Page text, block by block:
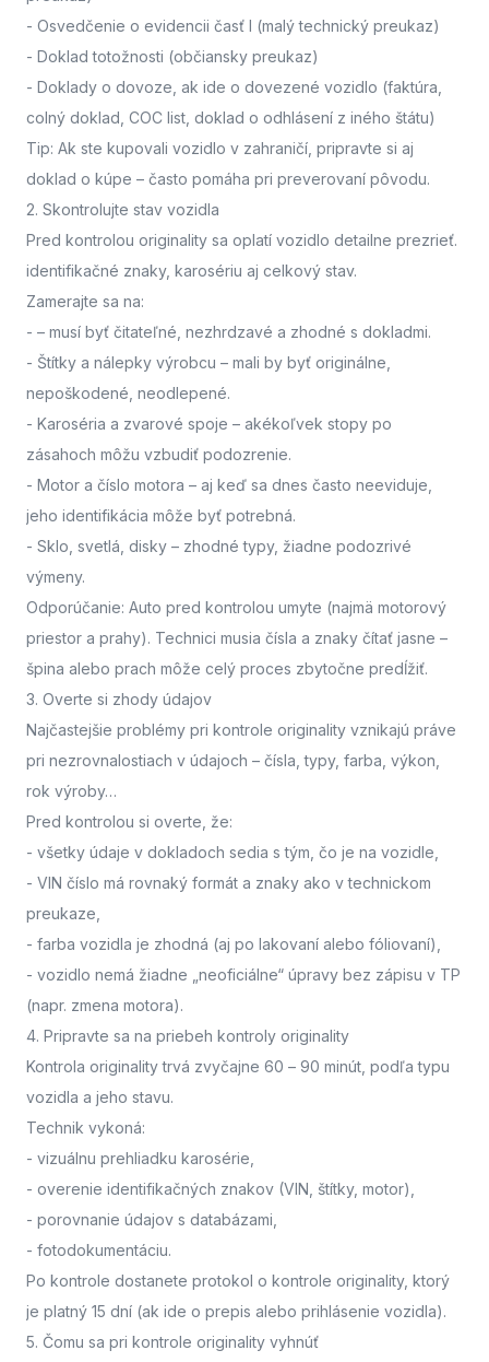
- Osvedčenie o evidencii časť I (malý technický preukaz)
- Doklad totožnosti (občiansky preukaz)
- Doklady o dovoze, ak ide o dovezené vozidlo (faktúra,
colný doklad, COC list, doklad o odhlásení z iného štátu)
Tip: Ak ste kupovali vozidlo v zahraničí, pripravte si aj
doklad o kúpe – často pomáha pri preverovaní pôvodu.
2. Skontrolujte stav vozidla
Pred kontrolou originality sa oplatí vozidlo detailne prezrieť.
identifikačné znaky, karosériu aj celkový stav.
Zamerajte sa na:
- – musí byť čitateľné, nezhrdzavé a zhodné s dokladmi.
- Štítky a nálepky výrobcu – mali by byť originálne,
nepoškodené, neodlepené.
- Karoséria a zvarové spoje – akékoľvek stopy po
zásahoch môžu vzbudiť podozrenie.
- Motor a číslo motora – aj keď sa dnes často neeviduje,
jeho identifikácia môže byť potrebná.
- Sklo, svetlá, disky – zhodné typy, žiadne podozrivé
výmeny.
Odporúčanie: Auto pred kontrolou umyte (najmä motorový
priestor a prahy). Technici musia čísla a znaky čítať jasne –
špina alebo prach môže celý proces zbytočne predĺžiť.
3. Overte si zhody údajov
Najčastejšie problémy pri kontrole originality vznikajú práve
pri nezrovnalostiach v údajoch – čísla, typy, farba, výkon,
rok výroby…
Pred kontrolou si overte, že:
- všetky údaje v dokladoch sedia s tým, čo je na vozidle,
- VIN číslo má rovnaký formát a znaky ako v technickom
preukaze,
- farba vozidla je zhodná (aj po lakovaní alebo fóliovaní),
- vozidlo nemá žiadne „neoficiálne“ úpravy bez zápisu v TP
(napr. zmena motora).
4. Pripravte sa na priebeh kontroly originality
Kontrola originality trvá zvyčajne 60 – 90 minút , podľa typu
vozidla a jeho stavu.
Technik vykoná:
- vizuálnu prehliadku karosérie,
- overenie identifikačných znakov (VIN, štítky, motor),
- porovnanie údajov s databázami,
- fotodokumentáciu.
Po kontrole dostanete protokol o kontrole originality, ktorý
je platný 15 dní (ak ide o prepis alebo prihlásenie vozidla).
5. Čomu sa pri kontrole originality vyhnúť